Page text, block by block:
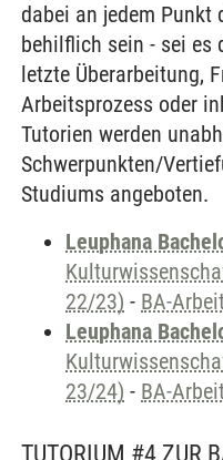
dabei an jedem Punkt
behilflich sein - sei es
letzte Überarbeitung,
Arbeitsprozess oder
Tutorien werden
Schwerpunkten/
Studiums angeboten.
Leuphana
22/23) - BA-Arbeit
Leuphana
23/24) - BA-Arbeit
TUTORIUM #4 ZUR